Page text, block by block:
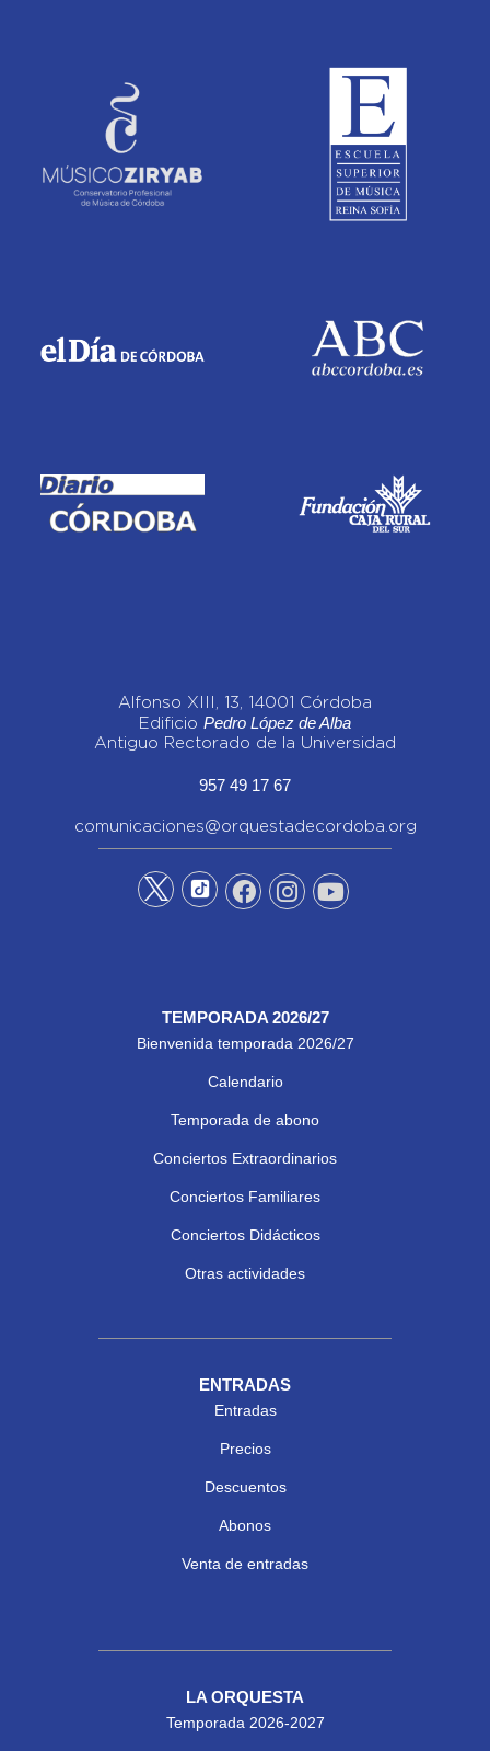
Alfonso XIII, 13, 14001 Córdoba
Edificio Pedro López de Alba
Antiguo Rectorado de la Universidad
957 49 17 67
comunicaciones@orquestadecordoba.org
TEMPORADA 2026/27
Bienvenida temporada 2026/27
Calendario
Temporada de abono
Conciertos Extraordinarios
Conciertos Familiares
Conciertos Didácticos
Otras actividades
ENTRADAS
Entradas
Precios
Descuentos
Abonos
Venta de entradas
LA ORQUESTA
Temporada 2026-2027